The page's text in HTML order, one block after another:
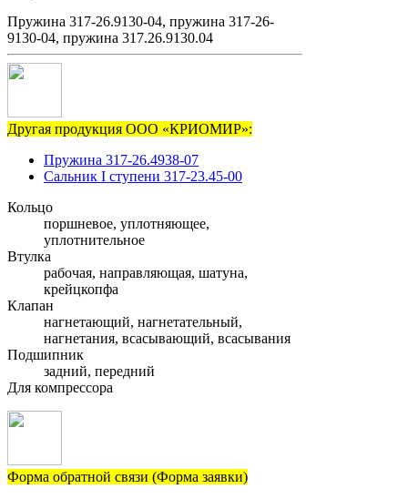
Пружина 317-26.9130-04, пружина 317-26-
9130-04, пружина 317.26.9130.04
Другая продукция ООО «КРИОМИР»:
Пружина 317-26.4938-07
Сальник I ступени 317-23.45-00
Кольцо
поршневое, уплотняющее,
уплотнительное
Втулка
рабочая, направляющая, шатуна,
крейцкопфа
Клапан
нагнетающий, нагнетательный,
нагнетания, всасывающий, всасывания
Подшипник
задний, передний
Для компрессора
Форма обратной связи (Форма заявки)